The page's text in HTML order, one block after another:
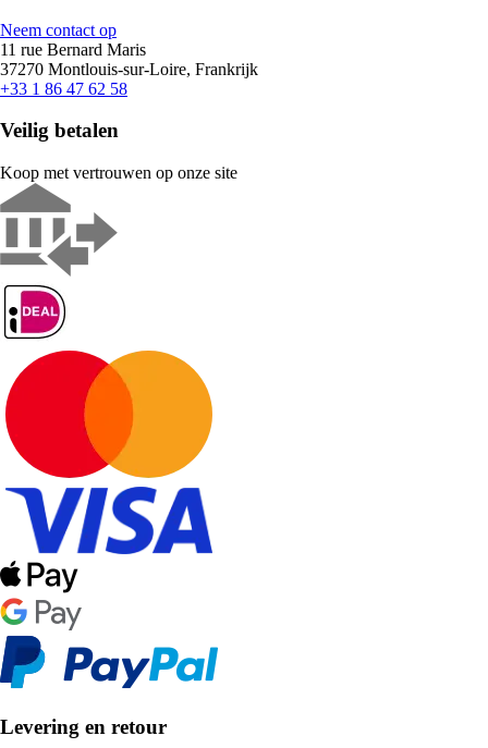
Neem contact op
11 rue Bernard Maris
37270 Montlouis-sur-Loire, Frankrijk
+33 1 86 47 62 58
Veilig betalen
Koop met vertrouwen op onze site
Levering en retour